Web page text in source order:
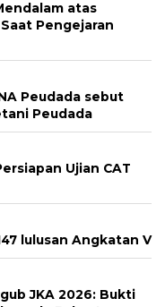
atas
Pengejaran
Peudada sebut
Peudada
Ujian CAT
lulusan Angkatan V
JKA 2026: Bukti